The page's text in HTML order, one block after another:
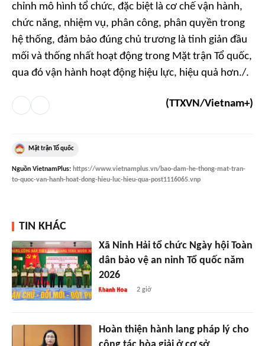
chỉnh mô hình tổ chức, đặc biệt là cơ chế vận hành,
chức năng, nhiệm vụ, phân công, phân quyền trong
hệ thống, đảm bảo đúng chủ trương là tinh giản đầu
mối và thống nhất hoạt động trong Mặt trận Tổ quốc,
qua đó vận hành hoạt động hiệu lực, hiệu quả hơn./.
(TTXVN/Vietnam+)
Mặt trận Tổ quốc
Nguồn VietnamPlus: https://www.vietnamplus.vn/bao-dam-he-thong-mat-tran-
to-quoc-van-hanh-hoat-dong-hieu-luc-hieu-qua-post1116065.vnp
TIN KHÁC
Xã Ninh Hải tổ chức Ngày hội Toàn
dân bảo vệ an ninh Tổ quốc năm
2026
2 giờ
Hoàn thiện hành lang pháp lý cho